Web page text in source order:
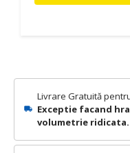
Livrare Gratuită
Exceptie facand
volumetrie ridicata.